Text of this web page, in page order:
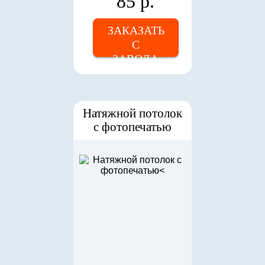
ЗАКАЗАТЬ
С
ЗАВОДА
Натяжной потолок
с фотопечатью